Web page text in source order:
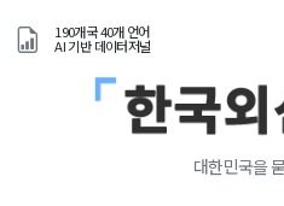
190개국 40개 언어
AI 기반 데이터저널
대한민국을